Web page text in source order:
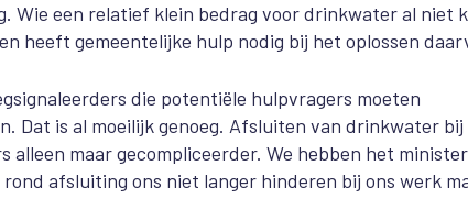
Wie een relatief klein bedrag voor drinkwateral niet
heeft gemeentelijke hulp nodig bij het oplossen
die potentiële hulpvragers moeten
Dat is al moeilijk genoeg. Afsluiten van drinkwater bij
maar gecompliceerder. We hebben het
afsluiting ons niet langer hinderen bij ons werk